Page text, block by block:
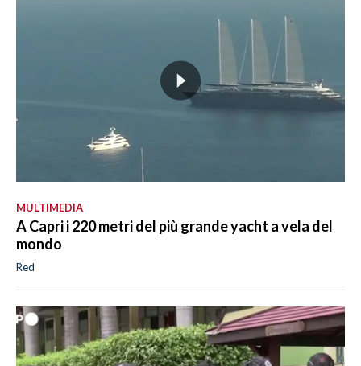
MULTIMEDIA
A Capri i 220 metri del più grande yacht a vela del
mondo
Red